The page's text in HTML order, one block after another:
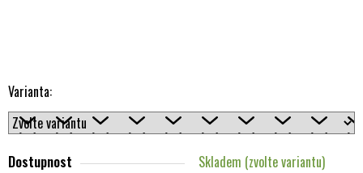
Varianta:
Dostupnost
Skladem (zvolte variantu)